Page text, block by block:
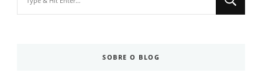
SOBRE O BLOG